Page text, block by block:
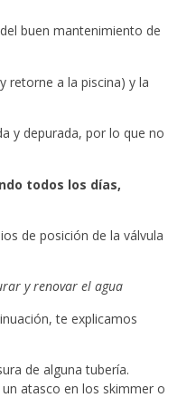
buen mantenimiento de
retorne a la piscina) y la
y depurada, por lo que no
todos los días,
de posición de la válvula
y renovar el agua
te explicamos
de alguna tubería.
atasco en los skimmer o